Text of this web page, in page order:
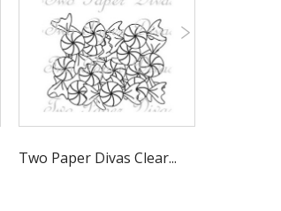
Two Paper Divas Clear...